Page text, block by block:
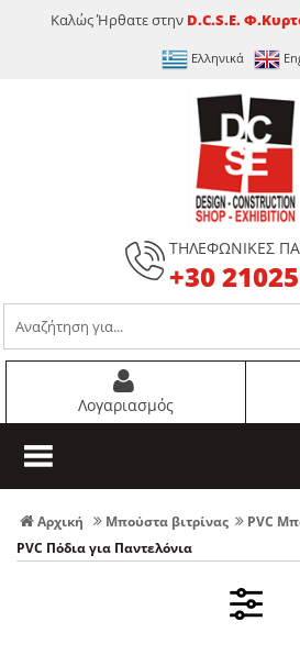
Καλώς Ήρθατε στην D.C.S.E.
Ελληνικά
ΤΗΛΕΦΩΝΙΚΕΣ
+30
Λογαριασμός
Αρχική Μπούστα βιτρίνας
PVC
PVC Πόδια για Παντελόνια